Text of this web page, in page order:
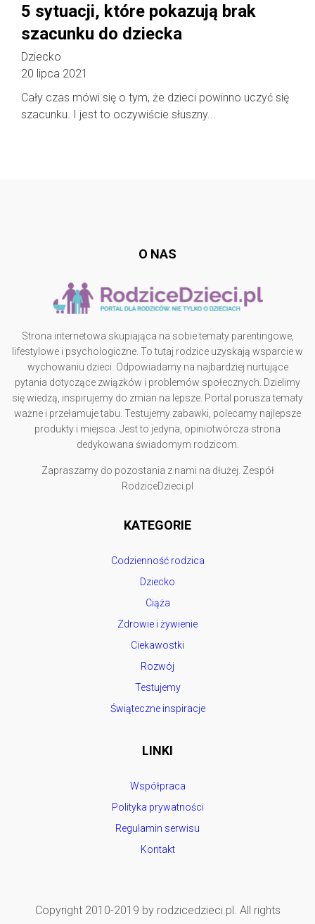
5 sytuacji, które pokazują brak
szacunku do dziecka
Dziecko
20 lipca 2021
Cały czas mówi się o tym, że dzieci powinno uczyć się
szacunku. I jest to oczywiście słuszny...
O NAS
Strona internetowa skupiająca na sobie tematy parentingowe,
lifestylowe i psychologiczne. To tutaj rodzice uzyskają wsparcie w
wychowaniu dzieci. Odpowiadamy na najbardziej nurtujące
pytania dotyczące związków i problemów społecznych. Dzielimy
się wiedzą, inspirujemy do zmian na lepsze. Portal porusza tematy
ważne i przełamuje tabu. Testujemy zabawki, polecamy najlepsze
produkty i miejsca. Jest to jedyna, opiniotwórcza strona
dedykowana świadomym rodzicom.
Zapraszamy do pozostania z nami na dłużej. Zespół
RodziceDzieci.pl
KATEGORIE
Codzienność rodzica
Dziecko
Ciąża
Zdrowie i żywienie
Ciekawostki
Rozwój
Testujemy
Świąteczne inspiracje
LINKI
Współpraca
Polityka prywatności
Regulamin serwisu
Kontakt
Copyright 2010-2019 by rodzicedzieci.pl. All rights